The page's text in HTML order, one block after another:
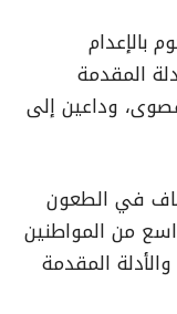
بالإعدام
المقدمة
وداعين إلى
في الطعون
من المواطنين
المقدمة